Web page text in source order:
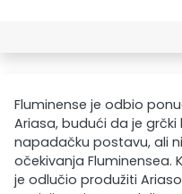
Fluminense je odbio
Ariasa, budući da je
napadačku postavu, ali
očekivanja Fluminensea.
je odlučio produžiti